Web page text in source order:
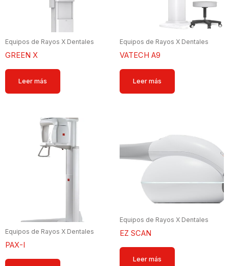
Equipos de Rayos X Dentales
GREEN X
Leer más
Equipos de Rayos X Dentales
VATECH A9
Leer más
Equipos de Rayos X Dentales
PAX-I
Equipos de Rayos X Dentales
EZ SCAN
Leer más